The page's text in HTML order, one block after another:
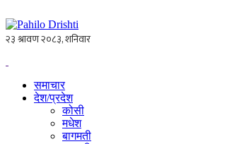
समाचार
देश/प्रदेश
कोसी
मधेश
बागमती